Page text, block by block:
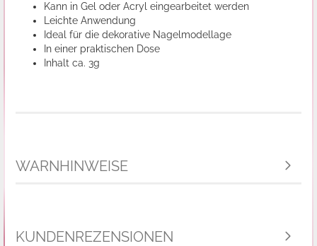
Kann in Gel oder Acryl eingearbeitet werden
Leichte Anwendung
Ideal für die dekorative Nagelmodellage
In einer praktischen Dose
Inhalt ca. 3g
WARNHINWEISE
KUNDENREZENSIONEN